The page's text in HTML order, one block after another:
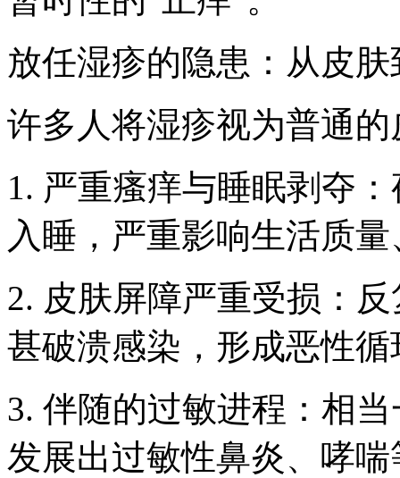
放任湿疹的隐患：从皮
许多人将湿疹视为普通
1. 严重瘙痒与睡眠剥夺
入睡，严重影响生活质
2. 皮肤屏障严重受损：
甚破溃感染，形成恶性循
3. 伴随的过敏进程：相
发展出过敏性鼻炎、哮